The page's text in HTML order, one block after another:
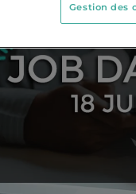
Gestion des